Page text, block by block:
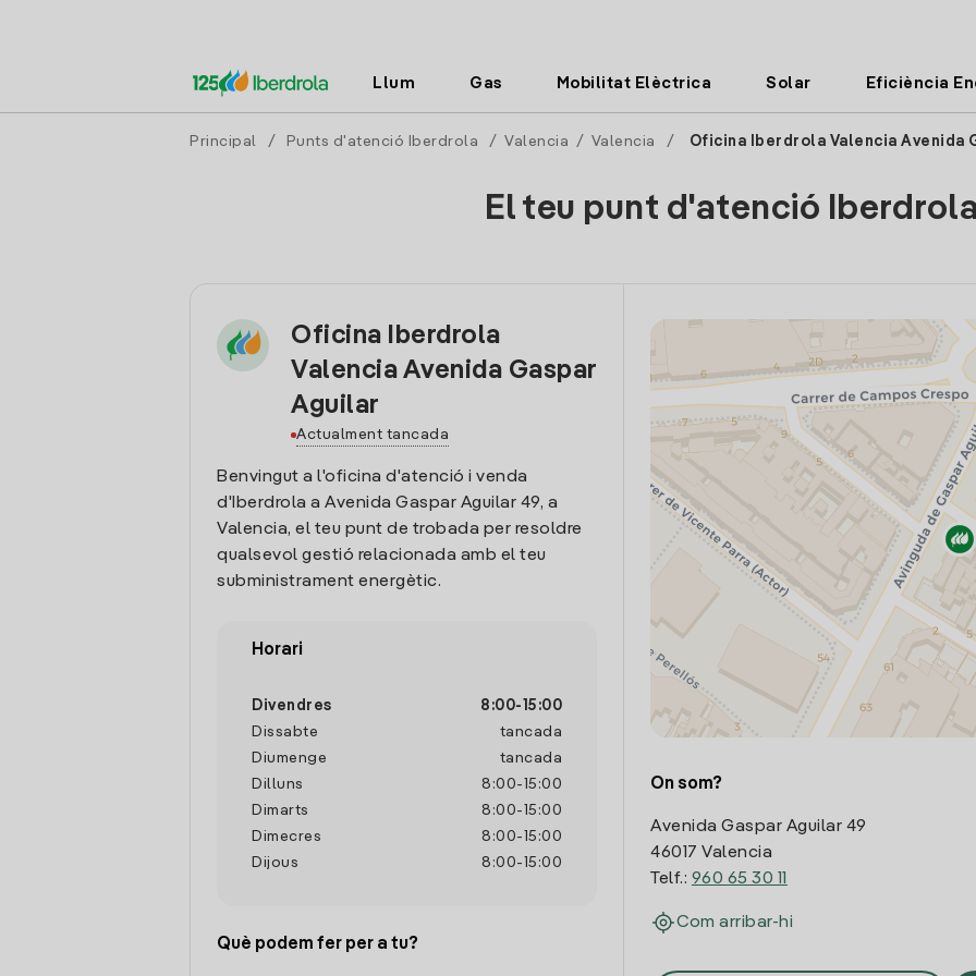
Llum Gas Mobilitat Elèctrica Solar Eficiència
Principal / Punts d'atenció Iberdrola / Valencia / Valencia / Oficina Iberdrola Valencia Avenida
El teu punt d'atenció
Oficina Iberdrola
Valencia Avenida Gaspar
Aguilar
Actualment tancada
Benvingut a l'oficina d'atenció i venda
d'Iberdrola a Avenida Gaspar Aguilar 49, a
Valencia, el teu punt de trobada per resoldre
qualsevol gestió relacionada amb el teu
subministrament energètic.
Horari
Divendres 8:00- 15:00
Dissabte
tancada
Diumenge
tancada
Dilluns
8:00- 15:00
Dimarts
8:00- 15:00
Dimecres
8:00- 15:00
Dijous
8:00- 15:00
Què podem fer per a tu?
On som?
Avenida Gaspar Aguilar 49
46017 Valencia
Telf.: 960 65 30 11
Com arribar-hi